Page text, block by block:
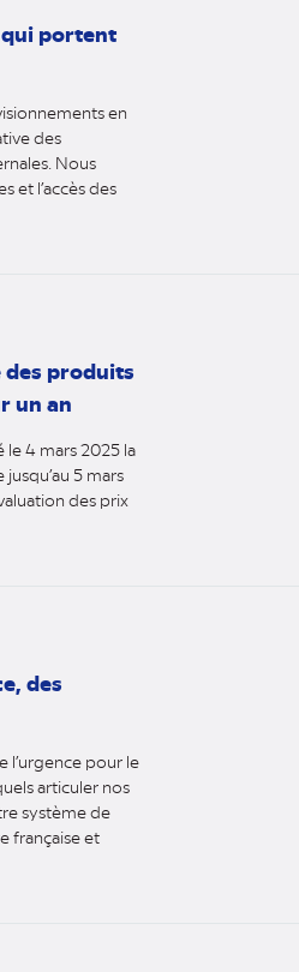
qui portent
en
des
Nous
et l’accès des
des produits
un an
4 mars 2025 la
5 mars
des prix
des
l’urgence pour le
articuler nos
système de
française et